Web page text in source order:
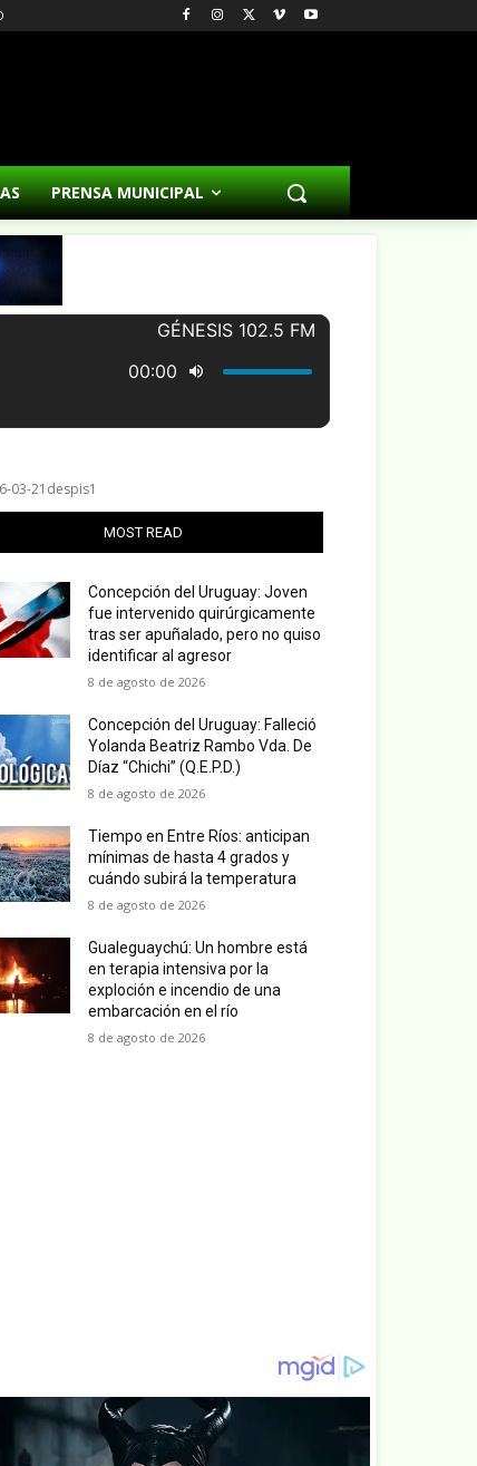
PRENSA MUNICIPAL
03-21despis1
MOST READ
Concepción del Uruguay: Joven
fue intervenido quirúrgicamente
tras ser apuñalado, pero no quiso
identificar al agresor
8 de agosto de 2026
Concepción del Uruguay: Falleció
Yolanda Beatriz Rambo Vda. De
Díaz “Chichi” (Q.E.P.D.)
8 de agosto de 2026
Tiempo en Entre Ríos: anticipan
mínimas de hasta 4 grados y
cuándo subirá la temperatura
8 de agosto de 2026
Gualeguaychú: Un hombre está
en terapia intensiva por la
exploción e incendio de una
embarcación en el río
8 de agosto de 2026